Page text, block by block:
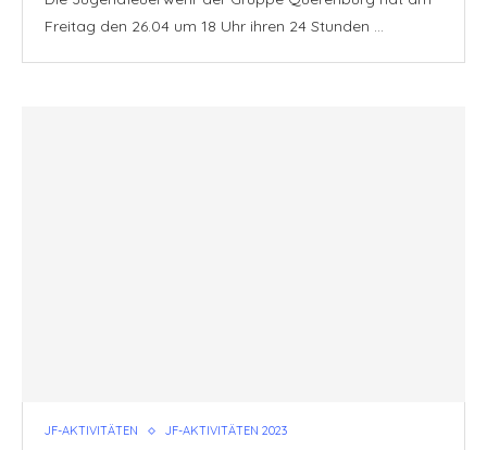
Freitag den 26.04 um 18 Uhr ihren 24 Stunden …
JF-AKTIVITÄTEN JF-AKTIVITÄTEN 2023